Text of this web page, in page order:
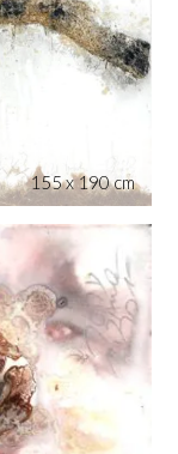
155 x 190 cm